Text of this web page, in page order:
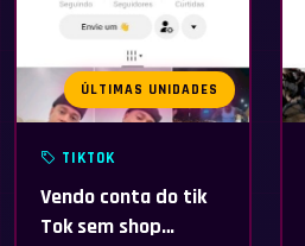
ÚLTIMAS UNIDADES
TIKTOK
Vendo conta do tik
Tok sem shop